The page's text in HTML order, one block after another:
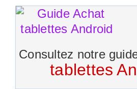
Consultez notre
tablettes